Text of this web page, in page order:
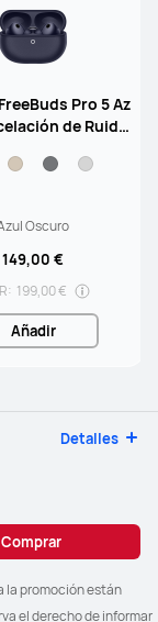
Pro 5 Az
de Ruido
IA de Doble Moto
Ultrainmersivo
Oscuro
149,00 €
199,00 €
Añadir
Detalles
Comprar
el derecho de informar